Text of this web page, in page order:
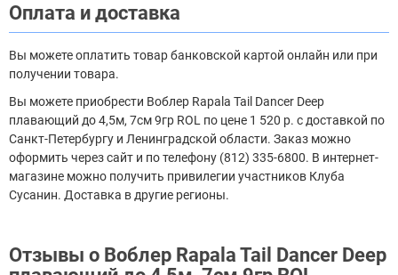
Оплата и доставка
Вы можете оплатить товар банковской картой онлайн или при
получении товара.
Вы можете приобрести Воблер Rapala Tail Dancer Deep
плавающий до 4,5м, 7см 9гр ROL по цене 1 520 р. с доставкой по
Санкт-Петербургу и Ленинградской области. Заказ можно
оформить через сайт и по телефону (812) 335-6800. В интернет-
магазине можно получить привилегии участников Клуба
Сусанин. Доставка в другие регионы.
Отзывы о Воблер Rapala Tail Dancer Deep